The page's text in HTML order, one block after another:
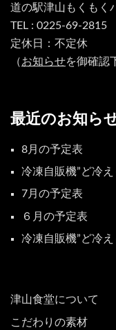
道の駅津山もくもく
TEL : 0225-69-2815
定休日：不定休
（お知らせを御確認
最近のお知ら
8月の予定表
冷凍自販機”ど冷
7月の予定表
６月の予定表
冷凍自販機”ど冷え
津山食堂について
こだわりの素材